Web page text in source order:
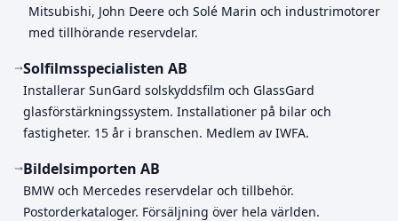
Mitsubishi, John Deere och Solé Marin och industrimotorer
med tillhörande reservdelar.
Solfilmsspecialisten AB
Installerar SunGard solskyddsfilm och GlassGard
glasförstärkningssystem. Installationer på bilar och
fastigheter. 15 år i branschen. Medlem av IWFA.
Bildelsimporten AB
BMW och Mercedes reservdelar och tillbehör.
Postorderkataloger. Försäljning över hela världen.